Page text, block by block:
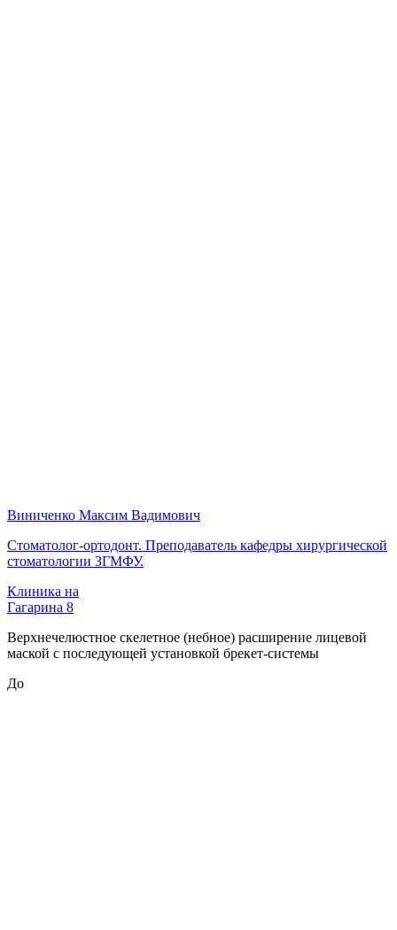
Виниченко Максим Вадимович
Стоматолог-ортодонт. Преподаватель кафедры хирургической
стоматологии ЗГМФУ.
Клиника на
Гагарина 8
Верхнечелюстное скелетное (небное) расширение лицевой
маской с последующей установкой брекет-системы
До